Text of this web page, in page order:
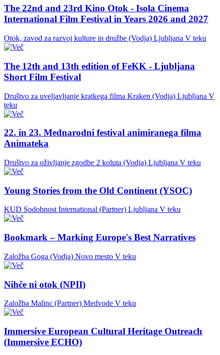
The 22nd and 23rd Kino Otok - Isola Cinema
International Film Festival in Years 2026 and 2027
Otok, zavod za razvoj kulture in družbe (Vodja) Ljubljana V teku
The 12th and 13th edition of FeKK - Ljubljana
Short Film Festival
Društvo za uveljavljanje kratkega filma Kraken (Vodja) Ljubljana V
teku
22. in 23. Mednarodni festival animiranega filma
Animateka
Društvo za oživljanje zgodbe 2 koluta (Vodja) Ljubljana V teku
Young Stories from the Old Continent (YSOC)
KUD Sodobnost International (Partner) Ljubljana V teku
Bookmark – Marking Europe's Best Narratives
Založba Goga (Vodja) Novo mesto V teku
Nihče ni otok (NPII)
Založba Malinc (Partner) Medvode V teku
Immersive European Cultural Heritage Outreach
(Immersive ECHO)